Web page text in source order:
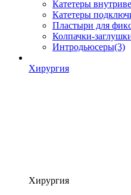
Катетеры
Катетеры
Пластыри для
Колпачки-
Интродьюсеры(3)
Хирургия
Хирургия